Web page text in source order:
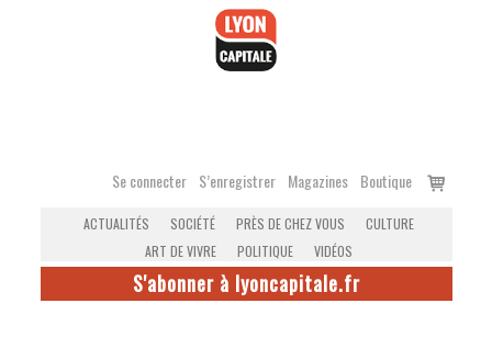
Se connecter S’enregistrer Magazines Boutique
Voir
ACTUALITÉS SOCIÉTÉ PRÈS DE CHEZ VOUS
CULTURE
ART DE VIVRE
POLITIQUE VIDÉOS
S'abonner à lyoncapitale.fr